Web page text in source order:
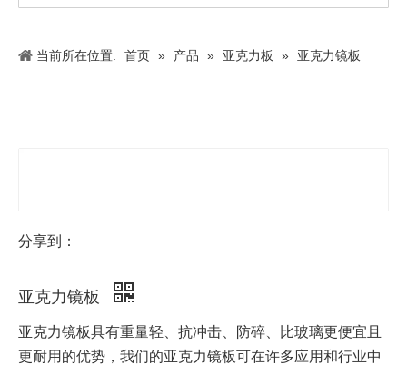
当前所在位置: 首页 » 产品 » 亚克力板 » 亚克力镜板
分享到：
亚克力镜板
亚克力镜板具有重量轻、抗冲击、防碎、比玻璃更便宜且
更耐用的优势，我们的亚克力镜板可在许多应用和行业中